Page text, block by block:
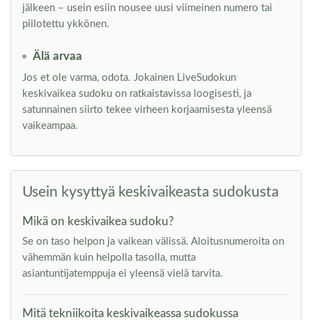
jälkeen – usein esiin nousee uusi viimeinen numero tai
piilotettu ykkönen.
Älä arvaa
Jos et ole varma, odota. Jokainen LiveSudokun
keskivaikea sudoku on ratkaistavissa loogisesti, ja
satunnainen siirto tekee virheen korjaamisesta yleensä
vaikeampaa.
Usein kysyttyä keskivaikeasta sudokusta
Mikä on keskivaikea sudoku?
Se on taso helpon ja vaikean välissä. Aloitusnumeroita on
vähemmän kuin helpolla tasolla, mutta
asiantuntijatemppuja ei yleensä vielä tarvita.
Mitä tekniikoita keskivaikeassa sudokussa